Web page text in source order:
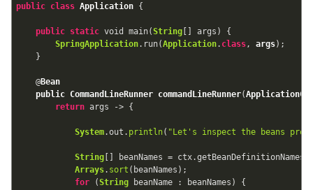
public class Application {
public static void main(String [] args) {
SpringApplication.run(Application. class , args);
    }
    @
Bean
public CommandLineRunner commandLineRunner(
return args -> {
System.out. println( "Let's inspect the beans
String [] beanNames =
Arrays. sort (beanNames);
for (String beanName : beanNames) {